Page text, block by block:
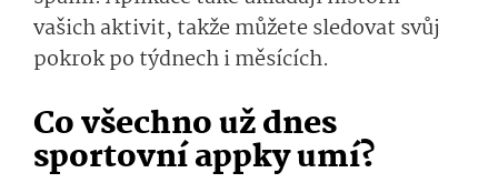
vašich aktivit, takže můžete sledovat svůj
pokrok po týdnech i měsících.
Co všechno už dnes
sportovní appky umí?